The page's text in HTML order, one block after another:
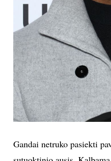
Gandai netruko pasiekti